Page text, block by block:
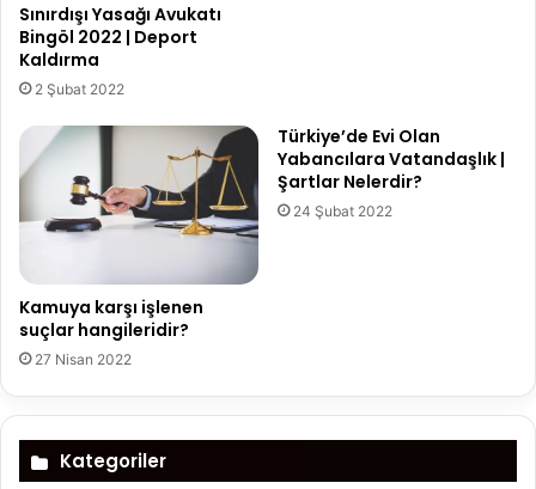
Sınırdışı Yasağı Avukatı
Bingöl 2022 | Deport
Kaldırma
2 Şubat 2022
Kamuya karşı işlenen
suçlar hangileridir?
27 Nisan 2022
Türkiye’de Evi Olan
Yabancılara Vatandaşlık |
Şartlar Nelerdir?
24 Şubat 2022
Kategoriler